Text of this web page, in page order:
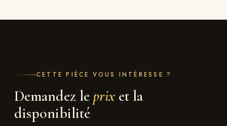
CETTE PIÈCE VOUS INTÉRESSE ?
Demandez leprix et la
disponibilité